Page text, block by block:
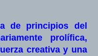
de principios del
prolífica,
creativa y una